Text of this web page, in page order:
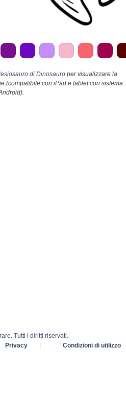
di Dinosauro per visualizzare la
(compatibile con iPad e tablet con sistema
Tutti i diritti riservati.
Privacy | Condizioni di utilizzo